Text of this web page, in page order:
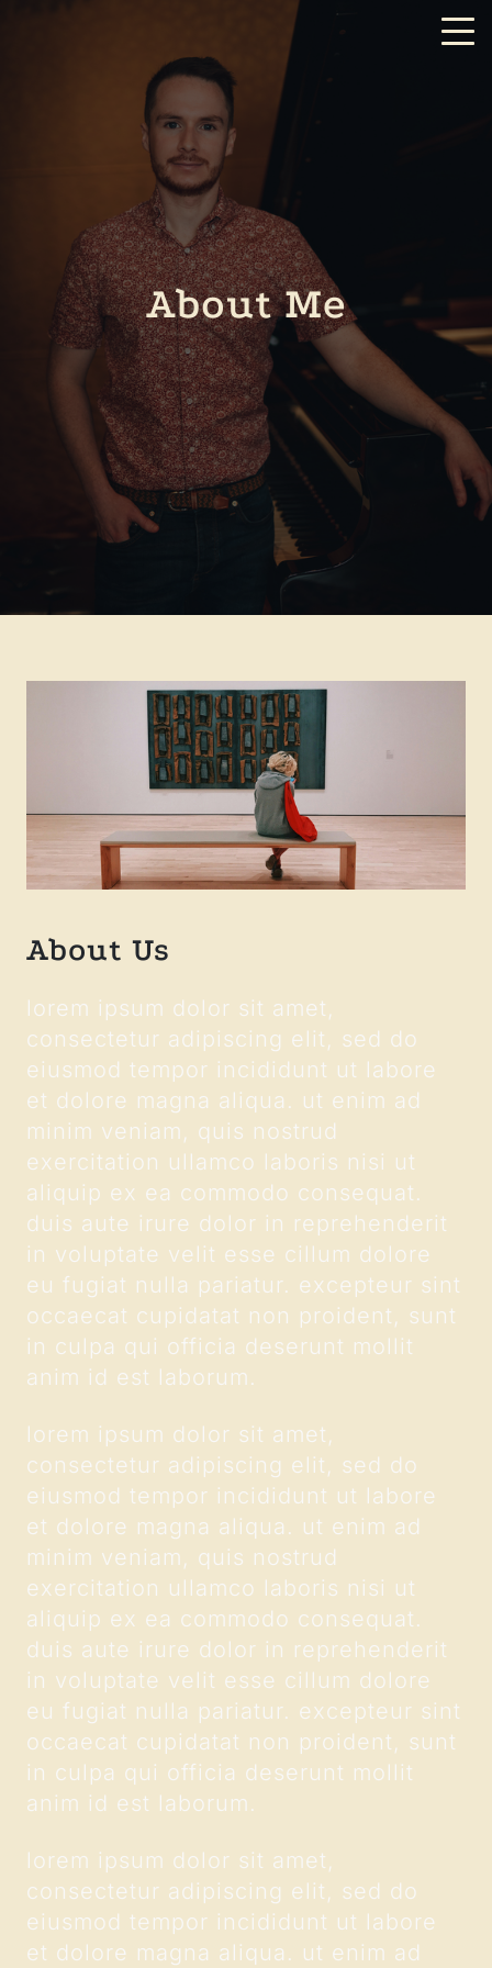
About Me
About Us
lorem ipsum dolor sit amet,
consectetur adipiscing elit, sed do
eiusmod tempor incididunt ut labore
et dolore magna aliqua. ut enim ad
minim veniam, quis nostrud
exercitation ullamco laboris nisi ut
aliquip ex ea commodo consequat.
duis aute irure dolor in reprehenderit
in voluptate velit esse cillum dolore
eu fugiat nulla pariatur. excepteur sint
occaecat cupidatat non proident, sunt
in culpa qui officia deserunt mollit
anim id est laborum.
lorem ipsum dolor sit amet,
consectetur adipiscing elit, sed do
eiusmod tempor incididunt ut labore
et dolore magna aliqua. ut enim ad
minim veniam, quis nostrud
exercitation ullamco laboris nisi ut
aliquip ex ea commodo consequat.
duis aute irure dolor in reprehenderit
in voluptate velit esse cillum dolore
eu fugiat nulla pariatur. excepteur sint
occaecat cupidatat non proident, sunt
in culpa qui officia deserunt mollit
anim id est laborum.
lorem ipsum dolor sit amet,
consectetur adipiscing elit, sed do
eiusmod tempor incididunt ut labore
et dolore magna aliqua. ut enim ad